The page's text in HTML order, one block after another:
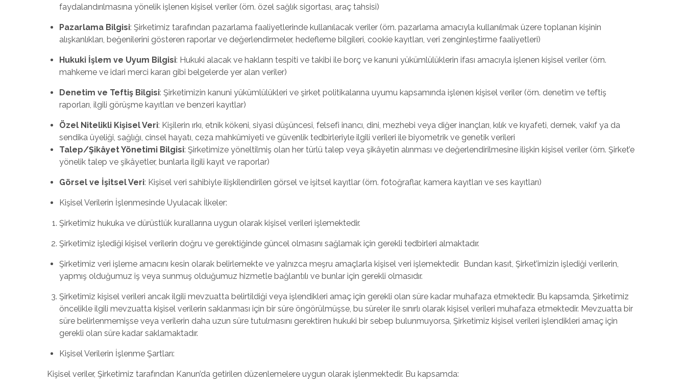
faydalandırılmasına yönelik işlenen kişisel veriler (örn. özel sağlık sigortası, araç tahsisi)
Pazarlama Bilgisi: Şirketimiz tarafından pazarlama faaliyetlerinde kullanılacak veriler (örn. pazarlama amacıyla kullanılmak üzere toplanan kişinin
alışkanlıkları, beğenilerini gösteren raporlar ve değerlendirmeler, hedefleme bilgileri, cookie kayıtları, veri zenginleştirme faaliyetleri)
Hukuki İşlem ve Uyum Bilgisi: Hukuki alacak ve hakların tespiti ve takibi ile borç ve kanuni yükümlülüklerin ifası amacıyla işlenen kişisel veriler (örn.
mahkeme ve idari merci kararı gibi belgelerde yer alan veriler)
Denetim ve Teftiş Bilgisi: Şirketimizin kanuni yükümlülükleri ve şirket politikalarına uyumu kapsamında işlenen kişisel veriler (örn. denetim ve teftiş
raporları, ilgili görüşme kayıtları ve benzeri kayıtlar)
Özel Nitelikli Kişisel Veri: Kişilerin ırkı, etnik kökeni, siyasi düşüncesi, felsefi inancı, dini, mezhebi veya diğer inançları, kılık ve kıyafeti, dernek, vakıf ya da
sendika üyeliği, sağlığı, cinsel hayatı, ceza mahkûmiyeti ve güvenlik tedbirleriyle ilgili verileri ile biyometrik ve genetik verileri
Talep/Şikâyet Yönetimi Bilgisi: Şirketimize yöneltilmiş olan her türlü talep veya şikâyetin alınması ve değerlendirilmesine ilişkin kişisel veriler (örn. Şirket’e
yönelik talep ve şikâyetler, bunlarla ilgili kayıt ve raporlar)
Görsel ve İşitsel Veri: Kişisel veri sahibiyle ilişkilendirilen görsel ve işitsel kayıtlar (örn. fotoğraflar, kamera kayıtları ve ses kayıtları)
Kişisel Verilerin İşlenmesinde Uyulacak İlkeler:
Şirketimiz hukuka ve dürüstlük kurallarına uygun olarak kişisel verileri işlemektedir.
Şirketimiz işlediği kişisel verilerin doğru ve gerektiğinde güncel olmasını sağlamak için gerekli tedbirleri almaktadır.
Şirketimiz veri işleme amacını kesin olarak belirlemekte ve yalnızca meşru amaçlarla kişisel veri işlemektedir. Bundan kasıt, Şirket’imizin işlediği verilerin,
yapmış olduğumuz iş veya sunmuş olduğumuz hizmetle bağlantılı ve bunlar için gerekli olmasıdır.
Şirketimiz kişisel verileri ancak ilgili mevzuatta belirtildiği veya işlendikleri amaç için gerekli olan süre kadar muhafaza etmektedir. Bu kapsamda, Şirketimiz
öncelikle ilgili mevzuatta kişisel verilerin saklanması için bir süre öngörülmüşse, bu süreler ile sınırlı olarak kişisel verileri muhafaza etmektedir. Mevzuatta bir
süre belirlenmemişse veya verilerin daha uzun süre tutulmasını gerektiren hukuki bir sebep bulunmuyorsa, Şirketimiz kişisel verileri işlendikleri amaç için
gerekli olan süre kadar saklamaktadır.
Kişisel Verilerin İşlenme Şartları:
Kişisel veriler, Şirketimiz tarafından Kanun’da getirilen düzenlemelere uygun olarak işlenmektedir. Bu kapsamda: